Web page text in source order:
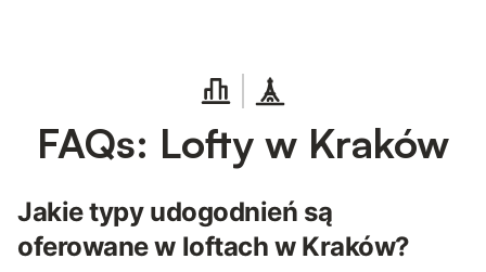
FAQs: Lofty w Kraków
Jakie typy udogodnień są
oferowane w loftach w Kraków?